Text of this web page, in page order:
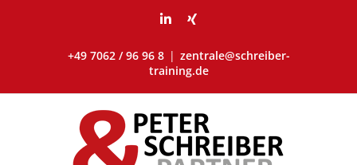
LinkedIn
Xing
+49 7062 / 96 96 8 | zentrale@schreiber-
training.de